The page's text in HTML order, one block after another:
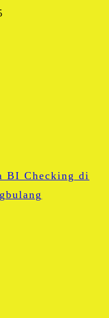
BI Checking di